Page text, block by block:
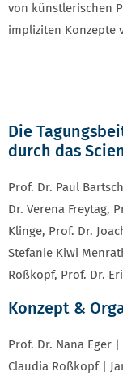
von künstlerischen
impliziten Konzepte
Die
durch das
Prof. Dr. Paul
Dr. Verena Freytag,
Klinge, Prof. Dr.
Stefanie Kiwi
Roßkopf, Prof. Dr.
Konzept &
Prof. Dr. Nana Eger
Claudia Roßkopf |